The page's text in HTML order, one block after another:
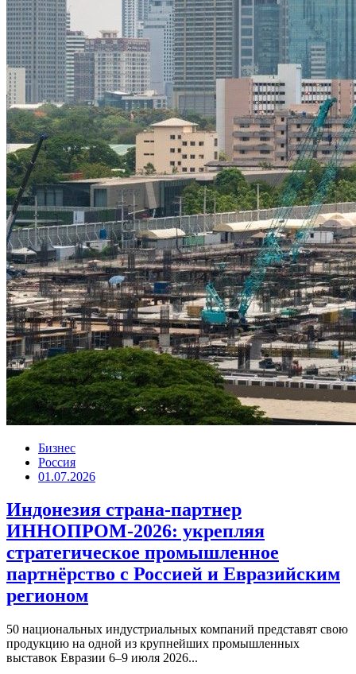
Бизнес
Россия
01.07.2026
Индонезия страна-партнер
ИННОПРОМ-2026: укрепляя
стратегическое промышленное
партнёрство с Россией и Евразийским
регионом
50 национальных индустриальных компаний представят свою
продукцию на одной из крупнейших промышленных
выставок Евразии 6–9 июля 2026...